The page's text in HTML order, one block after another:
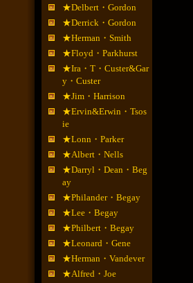
★Delbert・Gordon
★Derrick・Gordon
★Herman・Smith
★Floyd・Parkhurst
★Ira・T・Custer&Gar
y・Custer
★Jim・Harrison
★Ervin&Erwin・Tsos
ie
★Lonn・Parker
★Albert・Nells
★Darryl・Dean・Beg
ay
★Philander・Begay
★Lee・Begay
★Philbert・Begay
★Leonard・Gene
★Herman・Vandever
★Alfred・Joe